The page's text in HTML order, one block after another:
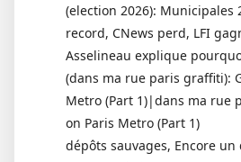
(election 2026): Municipales
record, CNews perd, LFI
Asselineau explique
(dans ma rue paris graffiti):
Metro (Part 1)|dans ma rue
on Paris Metro (Part 1)
dépôts sauvages, Encore